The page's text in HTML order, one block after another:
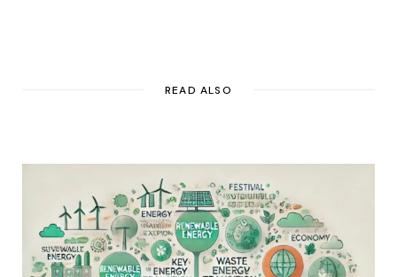
READ ALSO